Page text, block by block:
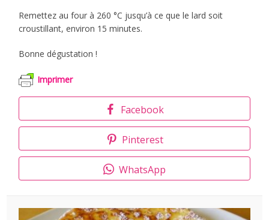
Remettez au four à 260 °C jusqu’à ce que le lard soit
croustillant, environ 15 minutes.
Bonne dégustation !
Imprimer
Facebook
Pinterest
WhatsApp